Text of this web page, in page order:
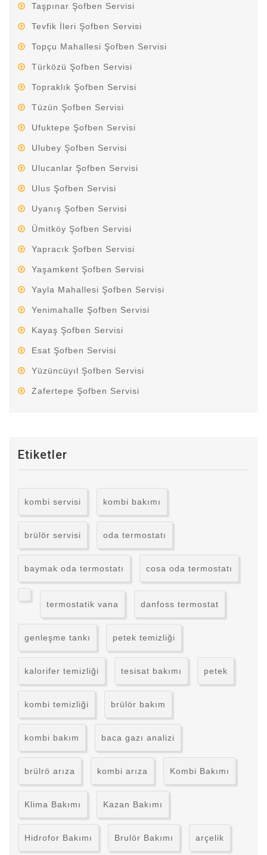
Taşpınar Şofben Servisi
Tevfik İleri Şofben Servisi
Topçu Mahallesi Şofben Servisi
Türközü Şofben Servisi
Topraklık Şofben Servisi
Tüzün Şofben Servisi
Ufuktepe Şofben Servisi
Ulubey Şofben Servisi
Ulucanlar Şofben Servisi
Ulus Şofben Servisi
Uyanış Şofben Servisi
Ümitköy Şofben Servisi
Yapracık Şofben Servisi
Yaşamkent Şofben Servisi
Yayla Mahallesi Şofben Servisi
Yenimahalle Şofben Servisi
Kayaş Şofben Servisi
Esat Şofben Servisi
Yüzüncüyıl Şofben Servisi
Zafertepe Şofben Servisi
Etiketler
kombi servisi kombi bakımı
brülör servisi oda termostatı
baymak oda termostatı cosa oda termostatı
termostatik vana danfoss termostat
genleşme tankı petek temizliği
kalorifer temizliği tesisat bakımı petek
kombi temizliği brülör bakım
kombi bakım baca gazı analizi
brülrö arıza kombi arıza Kombi Bakımı
Klima Bakımı Kazan Bakımı
Hidrofor Bakımı Brulör Bakımı arçelik